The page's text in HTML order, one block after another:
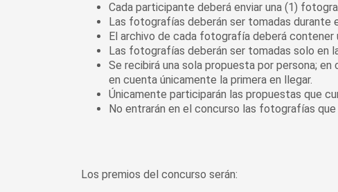
Cada participante deberá enviar una (1)
Las fotografías deberán ser tomadas durante
El archivo de cada fotografía deberá contener
Las fotografías deberán ser tomadas solo en
Se recibirá una sola propuesta por persona;
en cuenta únicamente la primera en llegar.
Únicamente participarán las propuestas que
No entrarán en el concurso las fotografías
Los premios del concurso serán: